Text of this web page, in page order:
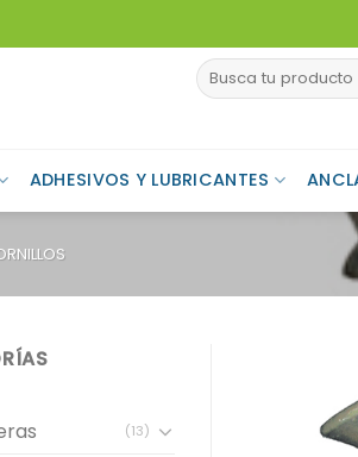
Buscar
por:
ADHESIVOS Y LUBRICANTES
(13)